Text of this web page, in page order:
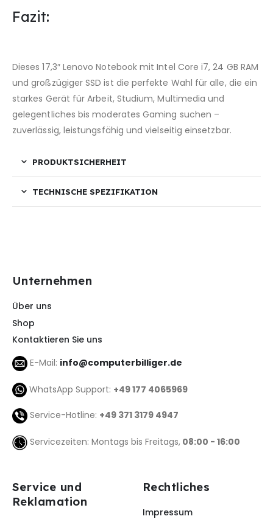
Fazit:
Dieses 17,3″ Lenovo Notebook mit Intel Core i7, 24 GB RAM
und großzügiger SSD ist die perfekte Wahl für alle, die ein
starkes Gerät für Arbeit, Studium, Multimedia und
gelegentliches bis moderates Gaming suchen –
zuverlässig, leistungsfähig und vielseitig einsetzbar.
PRODUKTSICHERHEIT
TECHNISCHE SPEZIFIKATION
Unternehmen
Über uns
Shop
Kontaktieren Sie uns
E-Mail: info@computerbilliger.de
WhatsApp Support: +49 177 4065969
Service-Hotline: +49 371 3179 4947
Servicezeiten: Montags bis Freitags, 08:00 - 16:00
Service und
Reklamation
Rechtliches
Impressum